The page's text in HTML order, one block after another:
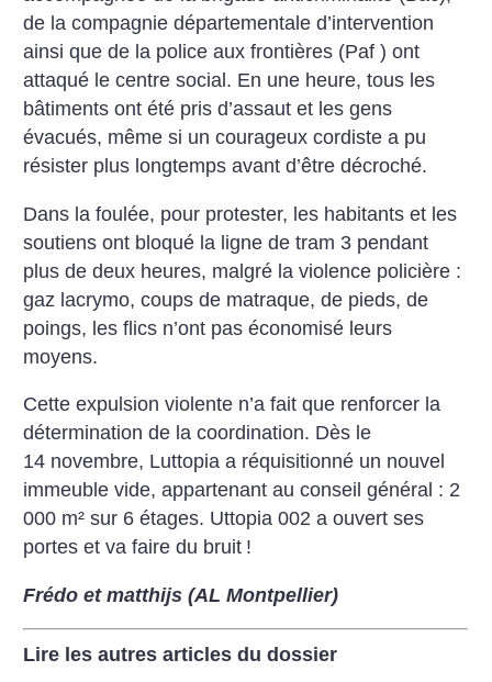
de la compagnie départementale d’intervention
ainsi que de la police aux frontières (Paf ) ont
attaqué le centre social. En une heure, tous les
bâtiments ont été pris d’assaut et les gens
évacués, même si un courageux cordiste a pu
résister plus longtemps avant d’être décroché.
Dans la foulée, pour protester, les habitants et les
soutiens ont bloqué la ligne de tram 3 pendant
plus de deux heures, malgré la violence policière :
gaz lacrymo, coups de matraque, de pieds, de
poings, les flics n’ont pas économisé leurs
moyens.
Cette expulsion violente n’a fait que renforcer la
détermination de la coordination. Dès le
14 novembre, Luttopia a réquisitionné un nouvel
immeuble vide, appartenant au conseil général : 2
000 m² sur 6 étages. Uttopia 002 a ouvert ses
portes et va faire du bruit !
Frédo et matthijs (AL Montpellier)
Lire les autres articles du dossier